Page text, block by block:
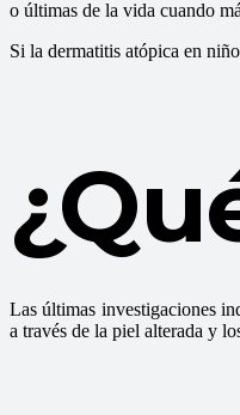
o últimas de la vida cuando
Si la dermatitis atópica en
Las últimas investigaciones
a través de la piel alterada y